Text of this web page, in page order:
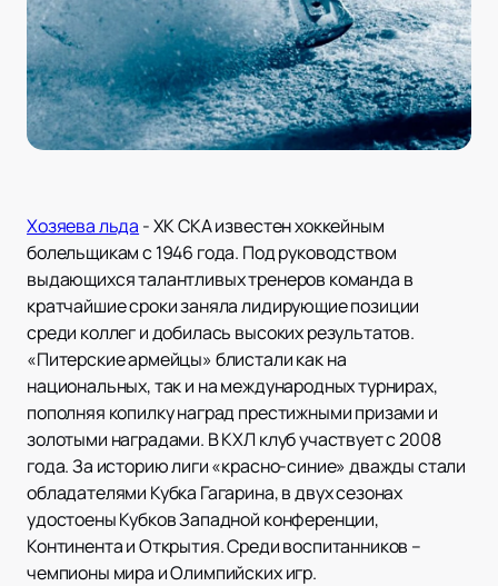
Хозяева льда - ХК СКА известен хоккейным
болельщикам с 1946 года. Под руководством
выдающихся талантливых тренеров команда в
кратчайшие сроки заняла лидирующие позиции
среди коллег и добилась высоких результатов.
«Питерские армейцы» блистали как на
национальных, так и на международных турнирах,
пополняя копилку наград престижными призами и
золотыми наградами. В КХЛ клуб участвует с 2008
года. За историю лиги «красно-синие» дважды стали
обладателями Кубка Гагарина, в двух сезонах
удостоены Кубков Западной конференции,
Континента и Открытия. Среди воспитанников –
чемпионы мира и Олимпийских игр.